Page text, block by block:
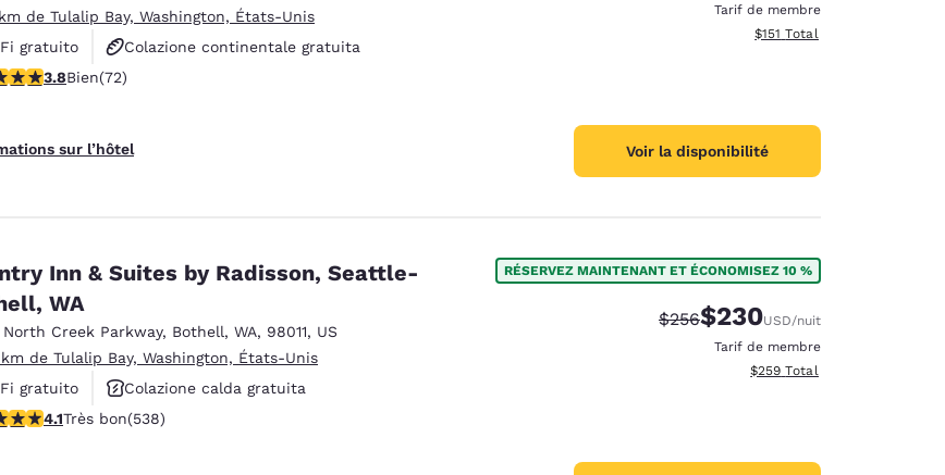
de Tulalip Bay, Washington, États-Unis
gratuito
Colazione continentale gratuita
ammessi
Bien. 72 commentaires
3.8Bien(72)
sur l’hôtel
Tarif de membre
Afficher les détails totaux
$151 Total
Voir la disponibilité
Inn & Suites by Radisson, Seattle-
WA
North Creek Parkway, Bothell, WA, 98011, US
de Tulalip Bay, Washington, États-Unis
gratuito
Colazione calda gratuita
ammessi
Très bon. 538 commentaires
4.1Très bon(538)
RÉSERVEZ MAINTENANT ET ÉCONOMISEZ 10 %
Tarif barré :
$256Tarif réduit :
$230USD/nuit
Tarif de membre
Afficher les détails totaux
$259 Total